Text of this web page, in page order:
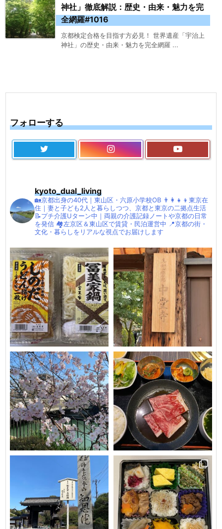
神社」徹底解説：歴史・由来・魅力を完
全網羅#1016
京都検定合格を目指す方必見！ 世界遺産「宇治上
神社」の歴史・由来・魅力を完全網羅 ...
フォローする
kyoto_dual_living
🏡京都出身の40代｜東山区・六原小学校OB 👨‍👩‍👧‍👦東京在
住｜妻と子ども2人と暮らしつつ、京都と東京の二拠点生活
📝プチ介護Uターン中｜両親の介護記録ノートや京都の日常
を発信 🏘左京区＆東山区で賃貸・民泊運営中 📍京都の街・
文化・暮らしをリアルな視点でお届けします